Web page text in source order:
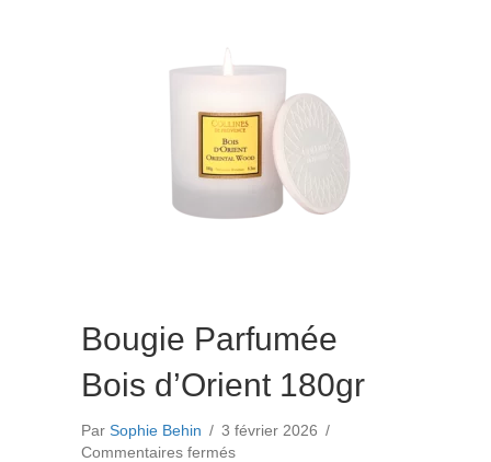
Bougie Parfumée
Bois d’Orient 180gr
Par Sophie Behin / 3 février 2026 /
Commentaires ferméssur